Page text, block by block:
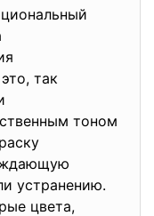
так
тоном
устранению.
цвета,